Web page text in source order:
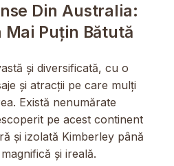
Din Australia:
Puțin Bătută
și diversificată, cu o
și atracții pe care mulți
Există nenumărate
pe acest continent
și izolată Kimberley până
și ireală.